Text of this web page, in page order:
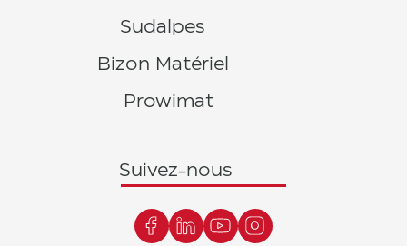
Suivez-nous
Prowimat
Bizon Matériel
Sudalpes